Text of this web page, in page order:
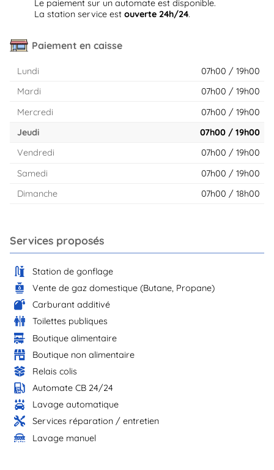
Le paiement sur un automate est disponible.
La station service est ouverte 24h/24.
Paiement en caisse
Lundi
07h00 / 19h00
Mardi
07h00 / 19h00
Mercredi
07h00 / 19h00
Jeudi
07h00 / 19h00
Vendredi
07h00 / 19h00
Samedi
07h00 / 19h00
Dimanche
07h00 / 18h00
Services proposés
Station de gonflage
Vente de gaz domestique (Butane, Propane)
Carburant additivé
Toilettes publiques
Boutique alimentaire
Boutique non alimentaire
Relais colis
Automate CB 24/24
Lavage automatique
Services réparation / entretien
Lavage manuel